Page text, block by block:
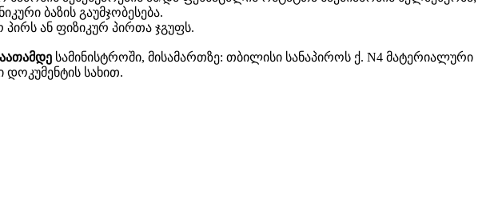
ბაზის გაუმჯობესება.
ან ფიზიკურ პირთა ჯგუფს.
სამინისტროში, მისამართზე: თბილისი სანაპიროს ქ. N4 მატერიალური
სახით.